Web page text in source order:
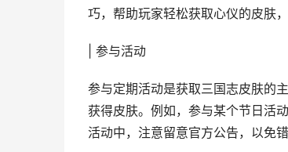
巧，帮助玩家轻松获取心仪的皮肤，
| 参与活动
参与定期活动是获取三国志皮肤的
获得皮肤。例如，参与某个节日活
活动中，注意留意官方公告，以免错